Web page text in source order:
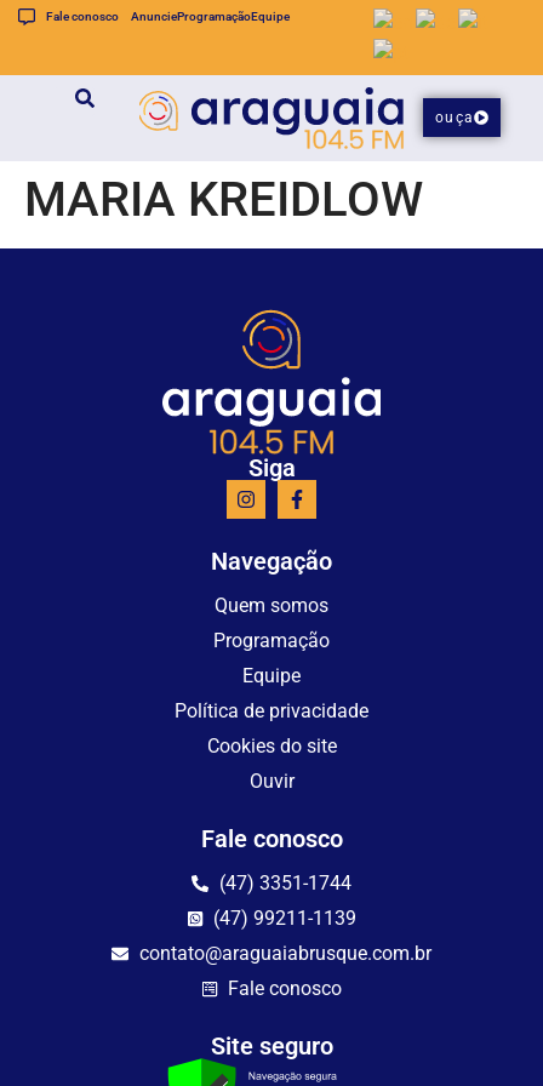
Fale conosco AnuncieProgramaçãoEquipe
ouça
MARIA KREIDLOW
Siga
Navegação
Quem somos
Programação
Equipe
Política de privacidade
Cookies do site
Ouvir
Fale conosco
(47) 3351-1744
(47) 99211-1139
contato@araguaiabrusque.com.br
Fale conosco
Site seguro